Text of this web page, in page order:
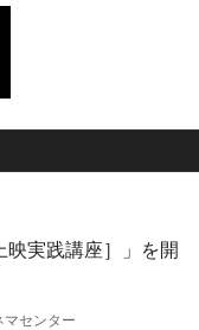
映実践講座］」を開
センター